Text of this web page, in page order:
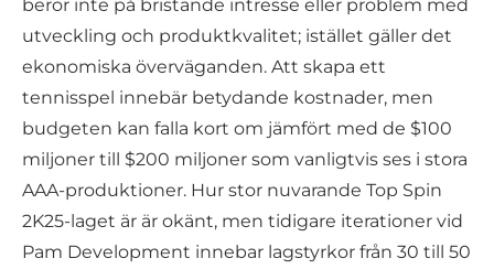
beror inte på bristande intresse eller problem med
utveckling och produktkvalitet; istället gäller det
ekonomiska överväganden. Att skapa ett
tennisspel innebär betydande kostnader, men
budgeten kan falla kort om jämfört med de $100
miljoner till $200 miljoner som vanligtvis ses i stora
AAA-produktioner. Hur stor nuvarande Top Spin
2K25-laget är är okänt, men tidigare iterationer vid
Pam Development innebar lagstyrkor från 30 till 50